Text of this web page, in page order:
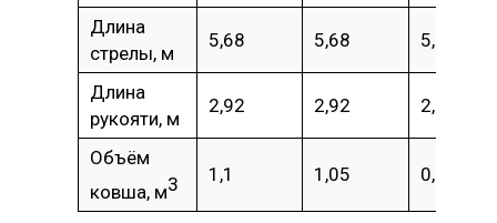
Длина
стрелы, м
5,68 5,68 5,68
Длина
рукояти, м
2,92 2,92 2,92
Объём
ковша, м3 1,1 1,05 0,8